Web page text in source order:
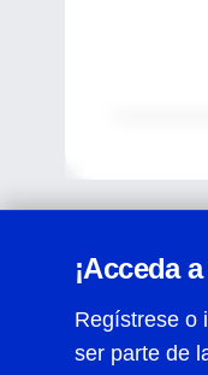
¡Acceda
Regístrese o
ser parte de
Centro de